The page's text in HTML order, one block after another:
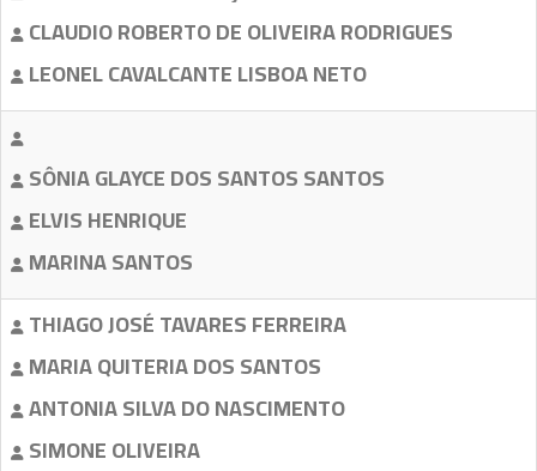
CLAUDIO ROBERTO DE OLIVEIRA RODRIGUES
LEONEL CAVALCANTE LISBOA NETO
SÔNIA GLAYCE DOS SANTOS SANTOS
ELVIS HENRIQUE
MARINA SANTOS
THIAGO JOSÉ TAVARES FERREIRA
MARIA QUITERIA DOS SANTOS
ANTONIA SILVA DO NASCIMENTO
SIMONE OLIVEIRA